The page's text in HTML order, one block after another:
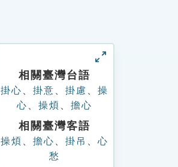
相關臺灣台語
掛心 掛意 掛慮
操
心
操煩 擔心
相關臺灣客語
操煩 擔心 掛吊
心
愁